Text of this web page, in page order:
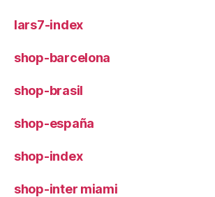
lars7-index
shop-barcelona
shop-brasil
shop-españa
shop-index
shop-inter miami